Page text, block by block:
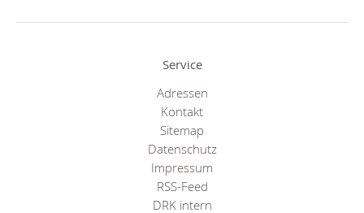
Service
Adressen
Kontakt
Sitemap
Datenschutz
Impressum
RSS-Feed
DRK intern